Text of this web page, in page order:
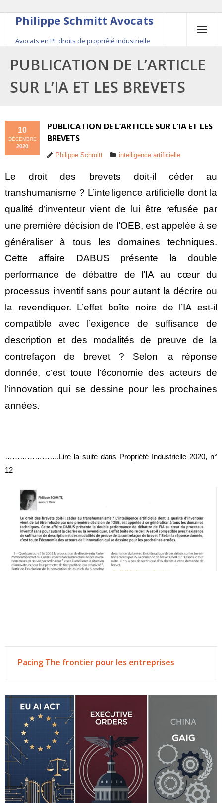
Philippe Schmitt Avocats
Avocats en PI, droits de propriété industrielle
45, rue Saint-Anne, 75001 Paris, +33 (0)1 84 16 35
54
Contact
Le fondateur
Publications
PUBLICATION DE L’ARTICLE
SUR L’IA ET LES BREVETS
PUBLICATION DE L’ARTICLE SUR L’IA ET LES
BREVETS
10
DÉCEMBRE
2020
Philippe Schmitt intelligence artificielle
Le droit des brevets doit-il céder au
transhumanisme ? L’intelligence artificielle dont la
qualité d’inventeur vient de lui être refusée par
une première décision de l’OEB, est appelée à se
généraliser à tous les domaines techniques.
Cette affaire DABUS présente la double
performance de débattre de l’IA au cœur du
processus inventif sans pour autant la décrire ou
la revendiquer. L’effet boîte noire de l’IA est-il
compatible avec l’exigence de suffisance de
description et des modalités de preuve de la
contrefaçon de brevet ? Selon la réponse
donnée, c’est toute l’économie des acteurs de
l’innovation qui se dessine pour les prochaines
années.
………………….Lire la suite dans Propriété Industrielle 2020, n°
12
Pacing The frontier pour les entreprises